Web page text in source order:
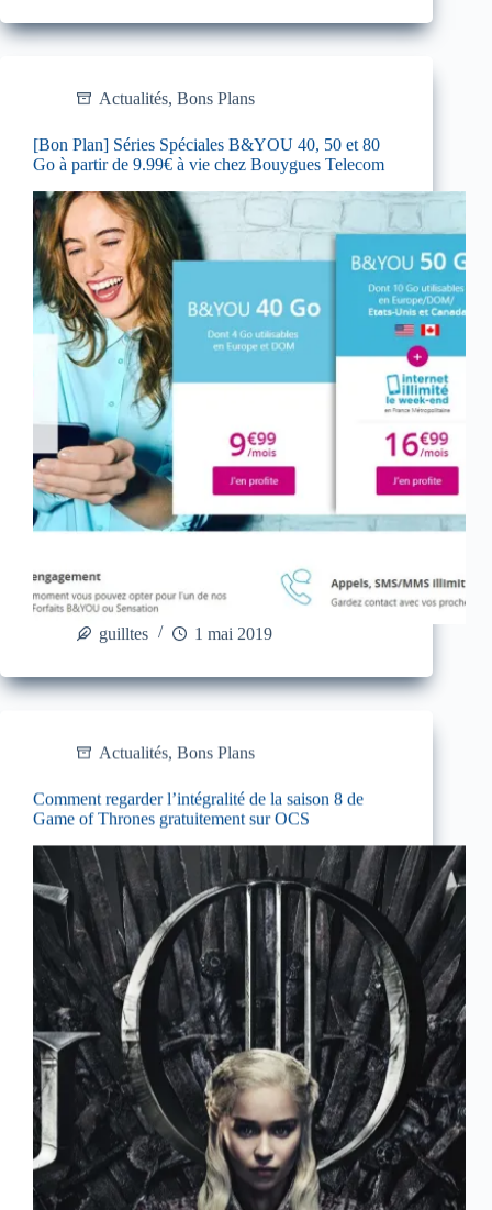
Actualités, Bons Plans
[Bon Plan] Séries Spéciales B&YOU 40, 50 et 80
Go à partir de 9.99€ à vie chez Bouygues Telecom
guilltes 1 mai 2019
Actualités, Bons Plans
Comment regarder l’intégralité de la saison 8 de
Game of Thrones gratuitement sur OCS